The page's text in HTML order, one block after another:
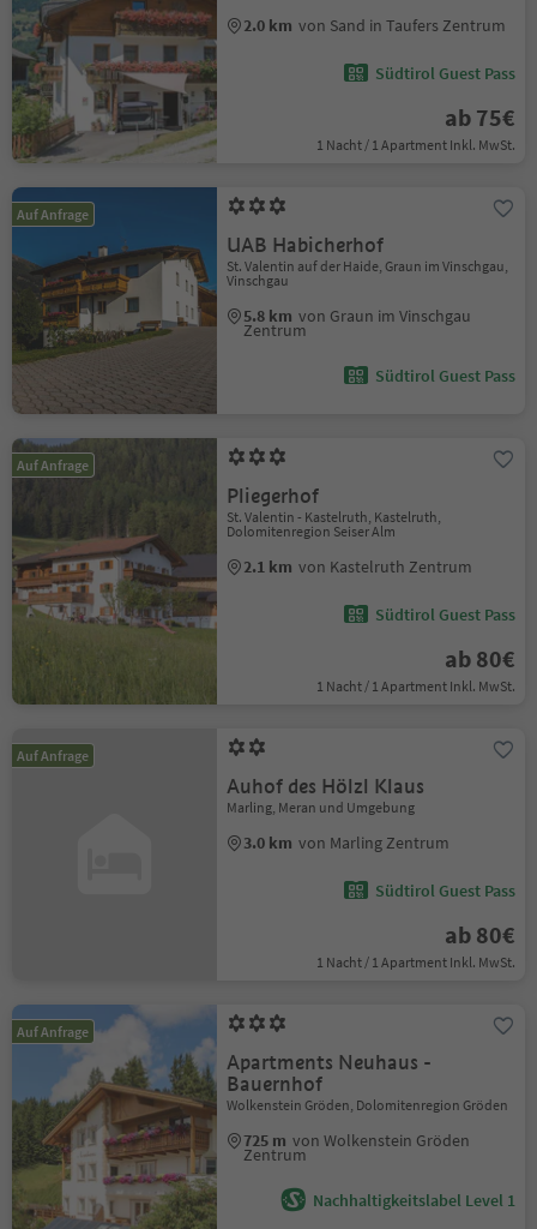
2.0 km von Sand in Taufers Zentrum
Südtirol Guest Pass
ab 75€
1 Nacht / 1 Apartment Inkl. MwSt.
Auf Anfrage
UAB Habicherhof
St. Valentin auf der Haide, Graun im Vinschgau,
Vinschgau
5.8 km von Graun im Vinschgau
Zentrum
Südtirol Guest Pass
Auf Anfrage
Pliegerhof
St. Valentin - Kastelruth, Kastelruth,
Dolomitenregion Seiser Alm
2.1 km von Kastelruth Zentrum
Südtirol Guest Pass
ab 80€
1 Nacht / 1 Apartment Inkl. MwSt.
Auf Anfrage
Auhof des Hölzl Klaus
Marling, Meran und Umgebung
3.0 km von Marling Zentrum
Südtirol Guest Pass
ab 80€
1 Nacht / 1 Apartment Inkl. MwSt.
Auf Anfrage
Apartments Neuhaus -
Bauernhof
Wolkenstein Gröden, Dolomitenregion Gröden
725 m von Wolkenstein Gröden
Zentrum
Nachhaltigkeitslabel Level 1